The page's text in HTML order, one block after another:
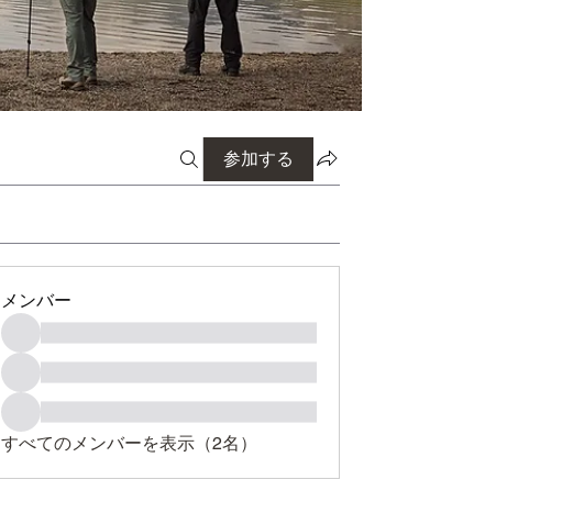
参加する
メンバー
すべてのメンバーを表示（2名）